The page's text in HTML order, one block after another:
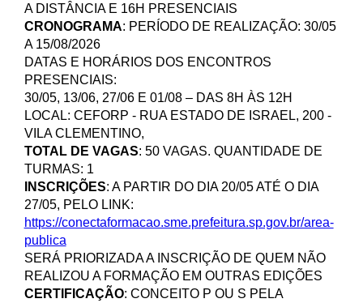
A DISTÂNCIA E 16H PRESENCIAIS
CRONOGRAMA: PERÍODO DE REALIZAÇÃO: 30/05
A 15/08/2026
DATAS E HORÁRIOS DOS ENCONTROS
PRESENCIAIS:
30/05, 13/06, 27/06 E 01/08 – DAS 8H ÀS 12H
LOCAL: CEFORP - RUA ESTADO DE ISRAEL, 200 -
VILA CLEMENTINO,
TOTAL DE VAGAS: 50 VAGAS. QUANTIDADE DE
TURMAS: 1
INSCRIÇÕES: A PARTIR DO DIA 20/05 ATÉ O DIA
27/05, PELO LINK:
https://conectaformacao.sme.prefeitura.sp.gov.br/area-
publica
SERÁ PRIORIZADA A INSCRIÇÃO DE QUEM NÃO
REALIZOU A FORMAÇÃO EM OUTRAS EDIÇÕES
CERTIFICAÇÃO: CONCEITO P OU S PELA